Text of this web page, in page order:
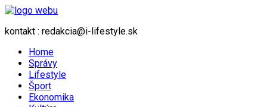
kontakt : redakcia@i-lifestyle.sk
Home
Správy
Lifestyle
Šport
Ekonomika